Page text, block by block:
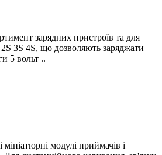
зарядних пристроїв та для
2S 3S 4S, що дозволяють заряджати
5 вольт ..
модулі приймачів і